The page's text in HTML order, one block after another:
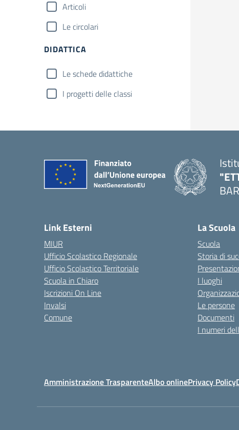
Articoli
Le circolari
DIDATTICA
Le schede didattiche
I progetti delle classi
Link Esterni
MIUR
Ufficio Scolastico Regionale
Ufficio Scolastico Territoriale
Scuola in Chiaro
Iscrizioni On Line
Invalsi
Comune
La Scuola
Scuola
Storia di
I luoghi
Le persone
Documenti
I numeri
Amministrazione TrasparenteAlbo onlinePrivacy Policy